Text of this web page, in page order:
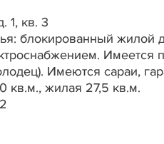
1, кв. 3
блокированный
Имеется
Имеются сараи,
кв.м., жилая 27,5 кв.м.